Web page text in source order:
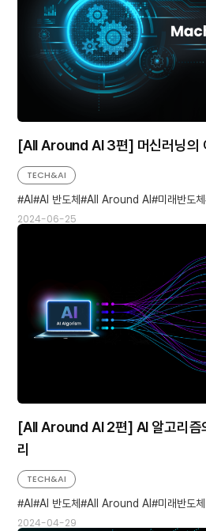
[All Around AI 3편] 머신러닝의
2024-06-25
TECH&AI
AI
AI 반도체 All Around AI 미래반도체
[All Around AI 2편] AI 알고리즘
리
2024-04-29
TECH&AI
AI
AI 반도체 All Around AI 미래반도체